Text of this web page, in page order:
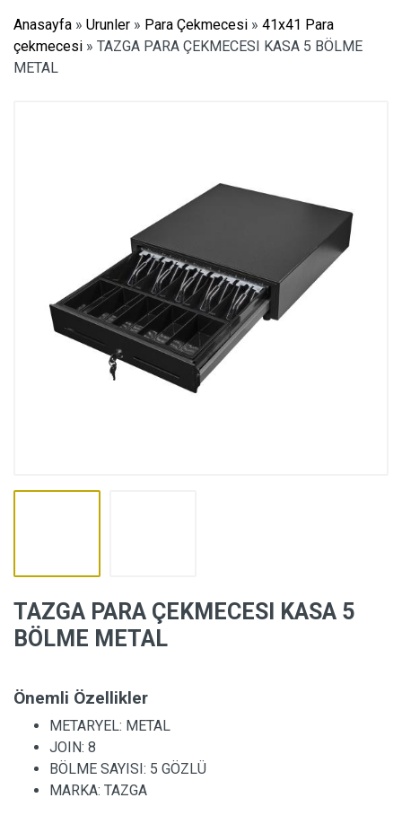
Anasayfa » Urunler » Para Çekmecesi » 41x41 Para
çekmecesi » TAZGA PARA ÇEKMECESI KASA 5 BÖLME
METAL
TAZGA PARA ÇEKMECESI KASA 5
BÖLME METAL
Önemli Özellikler
METARYEL: METAL
JOIN: 8
BÖLME SAYISI: 5 GÖZLÜ
MARKA: TAZGA